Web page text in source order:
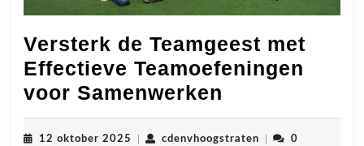
Versterk de Teamgeest met
Effectieve Teamoefeningen
voor Samenwerken
de
Teamgeest
12 oktober 2025 cdenvhoogstratencdenvhoogstraten
0